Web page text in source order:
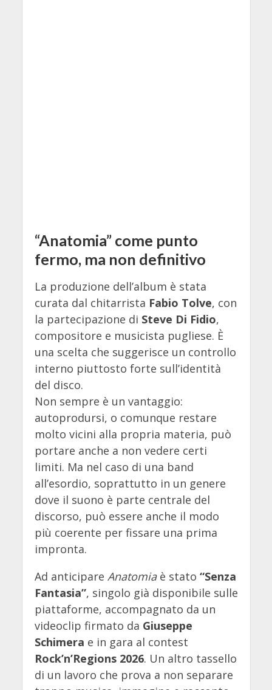
“Anatomia” come punto
fermo, ma non definitivo
La produzione dell’album è stata
curata dal chitarrista Fabio Tolve, con
la partecipazione di Steve Di Fidio,
compositore e musicista pugliese. È
una scelta che suggerisce un controllo
interno piuttosto forte sull’identità
del disco.
Non sempre è un vantaggio:
autoprodursi, o comunque restare
molto vicini alla propria materia, può
portare anche a non vedere certi
limiti. Ma nel caso di una band
all’esordio, soprattutto in un genere
dove il suono è parte centrale del
discorso, può essere anche il modo
più coerente per fissare una prima
impronta.
Ad anticipare Anatomiaè stato “Senza
Fantasia”, singolo già disponibile sulle
piattaforme, accompagnato da un
videoclip firmato da Giuseppe
Schimera e in gara al contest
Rock’n’Regions 2026. Un altro tassello
di un lavoro che prova a non separare